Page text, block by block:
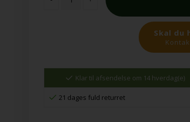
Skal du
Klar til afsendelse om 14 hverdag(e)
21 dages fuld returret